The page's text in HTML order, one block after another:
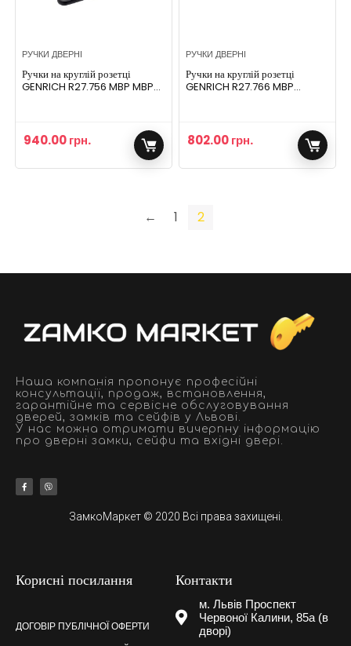
РУЧКИ ДВЕРНІ
Ручки на круглій розетці
GENRICH R27.756 MBP MBP
940.00грн.
РУЧКИ ДВЕРНІ
Ручки на круглій розетці
GENRICH R27.766 MBP
802.00грн.
← 1 2
Наша компанія пропонує професійні
консультації, продаж, встановлення,
гарантійне та сервісне обслуговування
дверей, замків та сейфів у Львові.
У нас можна отримати вичерпну інформацію
про дверні замки, сейфи та вхідні двері.
ЗамкоМаркет © 2020 Всі права захищені.
Корисні посилання
ДОГОВІР ПУБЛІЧНОЇ ОФЕРТИ
Контакти
м. Львів Проспект
Червоної Калини, 85а (в
дворі)